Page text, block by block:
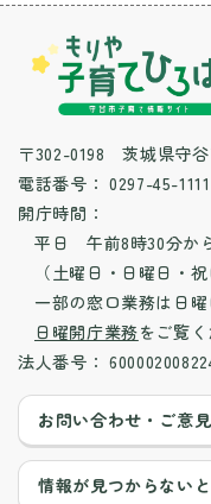
〒302-0198 茨城県守谷
電話番号： 0297-45-
開庁時間：
平日 午前8時30分か
（土曜日・日曜日・
一部の窓口業務は日曜
日曜開庁業務をご覧く
法人番号：
お問い合わせ・ご意見
情報が見つからない